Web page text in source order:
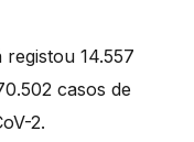
14.557
casos de
2.